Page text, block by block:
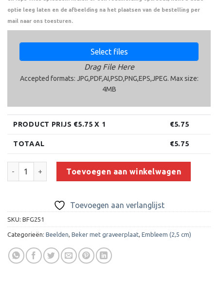
optie leeg laten en de afbeelding na het plaatsen van de bestelling per
mail naar ons toesturen.
Select files
Drag File Here
Accepted formats: JPG,PDF,AI,PSD,PNG,EPS,JPEG. Max size:
4MB
PRODUCT PRIJS €5.75 X 1 €5.75
TOTAAL €5.75
Toevoegen aan winkelwagen
Toevoegen aan verlanglijst
SKU: BFG251
Categorieën: Beelden Beker met graveerplaat Embleem (2,5 cm)